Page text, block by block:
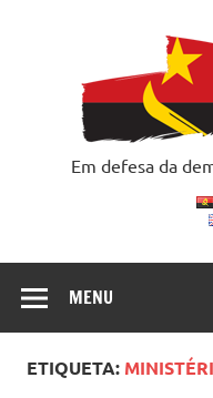
Em defesa da
MENU
ETIQUETA: